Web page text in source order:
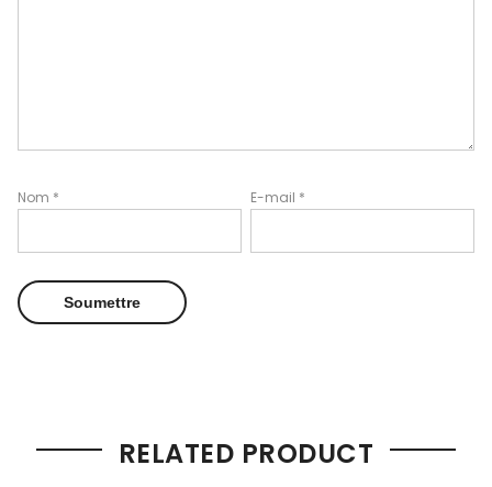
Nom * E-mail *
RELATED PRODUCT